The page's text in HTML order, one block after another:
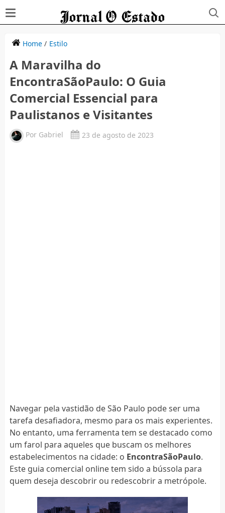
Home/ Estilo
A Maravilha do
EncontraSãoPaulo: O Guia
Comercial Essencial para
Paulistanos e Visitantes
Por Gabriel 23 de agosto de 2023
Navegar pela vastidão de São Paulo pode ser uma
tarefa desafiadora, mesmo para os mais experientes.
No entanto, uma ferramenta tem se destacado como
um farol para aqueles que buscam os melhores
estabelecimentos na cidade: o EncontraSãoPaulo.
Este guia comercial online tem sido a bússola para
quem deseja descobrir ou redescobrir a metrópole.